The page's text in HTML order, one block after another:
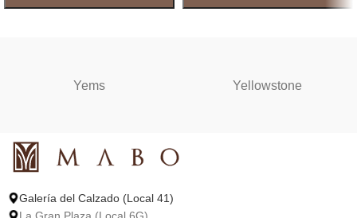
Yems Yellowstone
Galería del Calzado (Local 41)